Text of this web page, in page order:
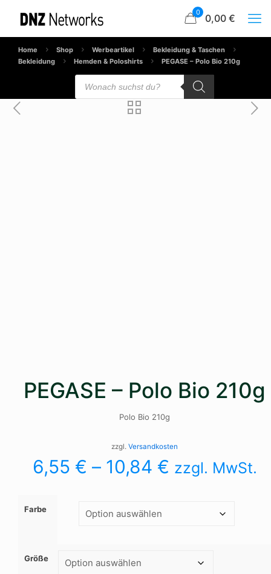
0 0,00 €
Home Shop Werbeartikel
Bekleidung & Taschen
Bekleidung
Hemden & Poloshirts PEGASE – Polo Bio 210g
Products
search
PEGASE – Polo Bio 210g
Polo Bio 210g
zzgl. Versandkosten
6,55 € – 10,84 € zzgl. MwSt.
Farbe
Größe